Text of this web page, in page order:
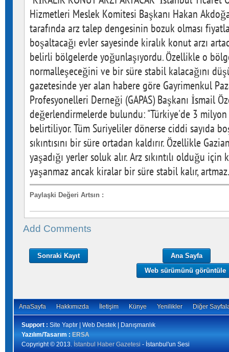
Hizmetleri Meslek Komitesi Başkanı Hakan
tarafında arz talep dengesinin bozuk olması
boşaltacağı evler sayesinde kiralık konut arzı
belirli bölgelerde yoğunlaşıyordu. Özellikle o
normalleşeceğini ve bir süre stabil kalacağını
gazetesinde yer alan habere göre Gayrimenkul
Profesyonelleri Derneği (GAPAS) Başkanı İsmail
değerlendirmelerde bulundu: "Türkiye'de 3
belirtiliyor. Tüm Suriyeliler dönerse ciddi sayıda
sıkıntısını bir süre ortadan kaldırır. Özellikle
yaşadığı yerler soluk alır. Arz sıkıntılı olduğu
yaşanmaz ancak kiralar bir süre stabil kalır,
Paylaşki Değeri Artsın :
Add Comments
Sonraki Kayıt
Ana Sayfa
Web sürümünü görüntüle
AnaSayfa Hakkımızda İletişim Künye Yenilikler Diğer
Support : Site Yaptır | Web Destek | Danışmanlık
Yazılım/Tasarım : ERSA
Copyright © 2013. İstanbul Haber Gazetesi - İstanbul'un Sesi